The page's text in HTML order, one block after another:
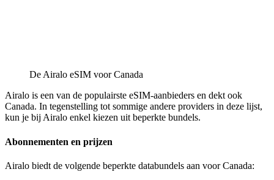
De Airalo eSIM voor Canada
Airalo is een van de populairste eSIM-aanbieders en dekt ook
Canada. In tegenstelling tot sommige andere providers in deze lijst,
kun je bij Airalo enkel kiezen uit beperkte bundels.
Abonnementen en prijzen
Airalo biedt de volgende beperkte databundels aan voor Canada: